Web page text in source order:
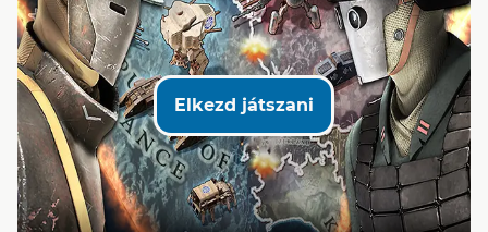
Elkezd játszani